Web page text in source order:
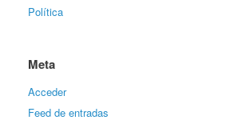
Política
Meta
Acceder
Feed de entradas